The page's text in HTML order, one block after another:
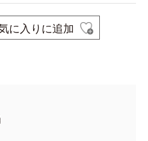
に入りに追加